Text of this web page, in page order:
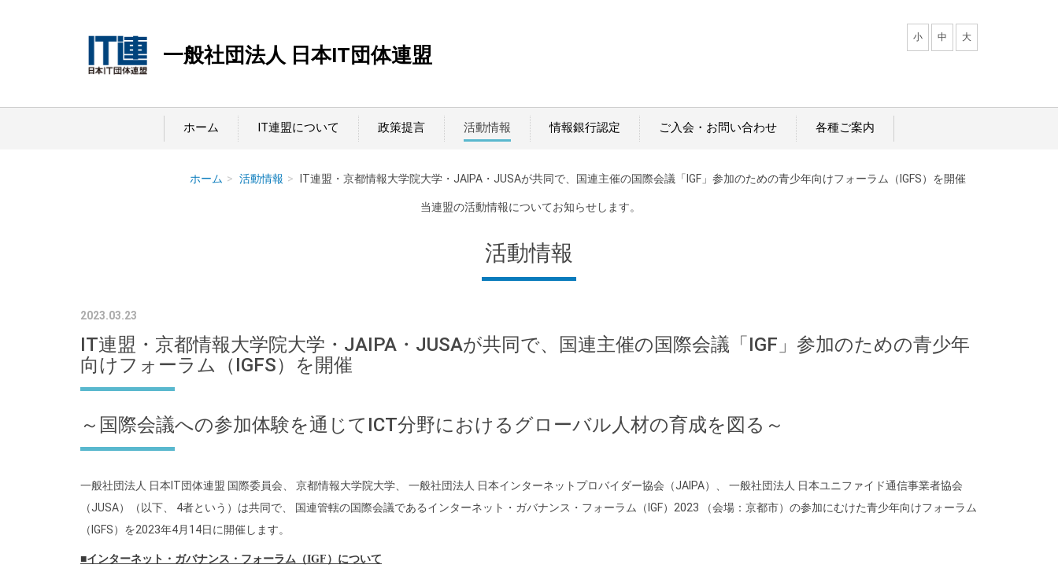
一般社団法人 日本IT団体連盟
小 中 大
ホーム IT連盟について 政策提言 活動情報 情報銀行認定 ご入会・お問い合わせ 各種ご案内
ホーム 活動情報 IT連盟・京都情報大学院大学・JAIPA・JUSAが共同で、国連主催の国際会議「IGF」参加のための青少年向けフォーラム（IGFS）を開催
当連盟の活動情報についてお知らせします。
活動情報
2023.03.23
IT連盟・京都情報大学院大学・JAIPA・JUSAが共同で、国連主催の国際会議「IGF」参加のための青少年
向けフォーラム（IGFS）を開催
～国際会議への参加体験を通じて ICT分野におけるグローバル人材の育成を図る～
一般社団法人 日本IT団体連盟 国際委員会、 京都情報大学院大学、 一般社団法人 日本インターネットプロバイダー協会（JAIPA）、 一般社団法人 日本ユニファイド通信事業者協会
（JUSA）（以下、 4者という）は共同で、 国連管轄の国際会議であるインターネット・ガバナンス・フォーラム（IGF）2023 （会場：京都市）の参加にむけた青少年向けフォーラム
（IGFS）を2023年4月14日に開催します。
■インターネット・ガバナンス・フォーラム（IGF ）について